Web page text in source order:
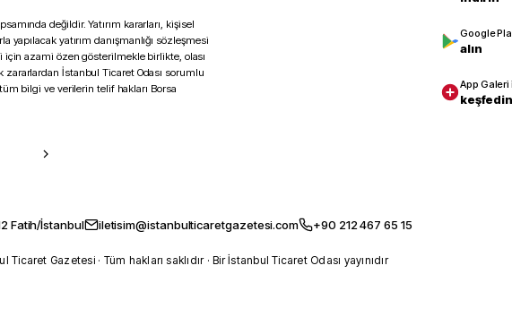
değildir. Yatırım kararları, kişisel
yatırım danışmanlığı sözleşmesi
azami özen gösterilmekle birlikte, olası
İstanbul Ticaret Odası sorumlu
bilgi ve verilerin telif hakları Borsa
Google
alın
App Galeri
keşfedin
Fatih/İstanbul iletisim@istanbulticaretgazetesi.com +90 212 467 65 15
Gazetesi · Tüm hakları saklıdır · Bir İstanbul Ticaret Odası yayınıdır